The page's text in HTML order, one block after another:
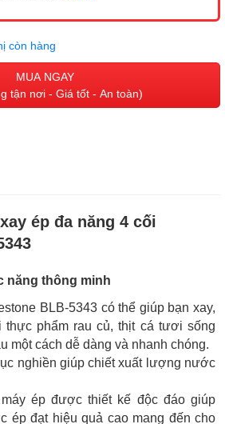
còn hàng
MUA NGAY
tận nơi - Giá tốt - An toàn)
ép đa năng 4 cối
năng thông minh
BLB-5343 có thể giúp bạn xay,
thực phẩm rau củ, thịt cá tươi sống
một cách dễ dàng và nhanh chóng.
nghiền giúp chiết xuất lượng nước
ép được thiết kế độc đáo giúp
ép đạt hiệu quả cao mang đến cho